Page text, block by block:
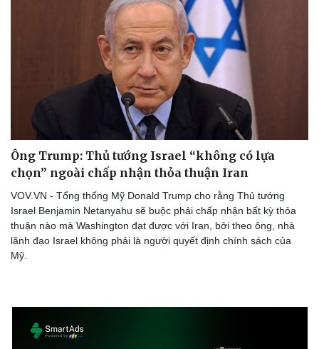
Thể thao
Bóng đá
Lịch thi đấu bóng đá
Ô tô - Xe máy
Ông Trump: Thủ tướng Israel “không có lựa
chọn” ngoài chấp nhận thỏa thuận Iran
VOV.VN - Tổng thống Mỹ Donald Trump cho rằng Thủ tướng
Israel Benjamin Netanyahu sẽ buộc phải chấp nhận bất kỳ thỏa
thuận nào mà Washington đạt được với Iran, bởi theo ông, nhà
lãnh đạo Israel không phải là người quyết định chính sách của
Mỹ.